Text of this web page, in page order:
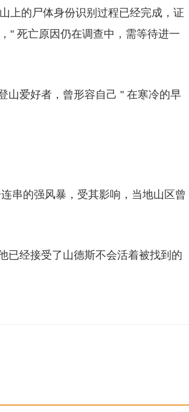
上的尸体身份识别过程已经完成，证
" 死亡原因仍在调查中，需等待进一
山爱好者，曾形容自己 " 在寒冷的早
串的强风暴，受其影响，当地山区曾
已经接受了山德斯不会活着被找到的